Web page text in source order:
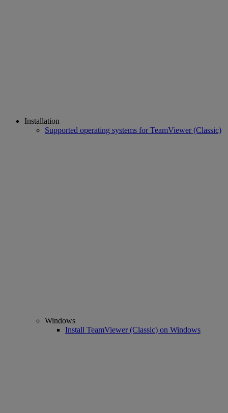
Installation
Supported operating systems for TeamViewer (Classic)
Windows
Install TeamViewer (Classic) on Windows